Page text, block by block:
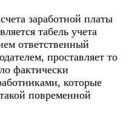
заработной платы
табель учета
ответственный
проставляет то
фактически
которые
повременной